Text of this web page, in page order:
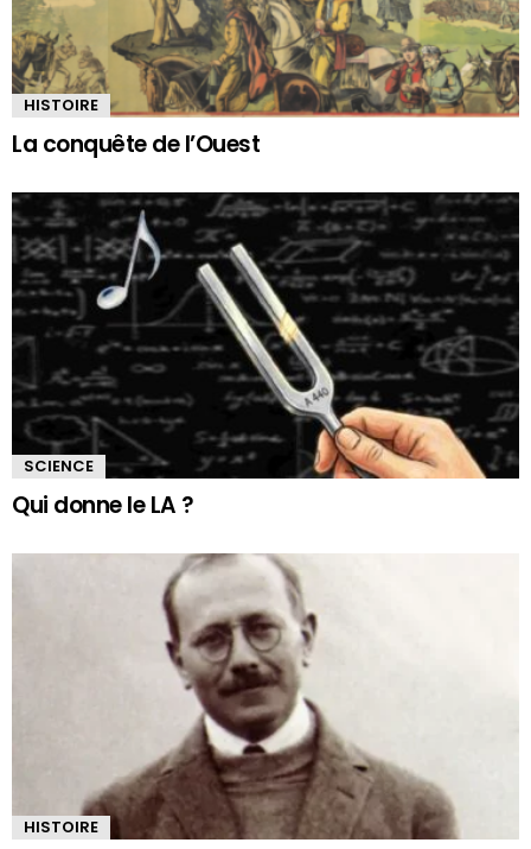
HISTOIRE
La conquête de l’Ouest
SCIENCE
Qui donne le LA ?
HISTOIRE